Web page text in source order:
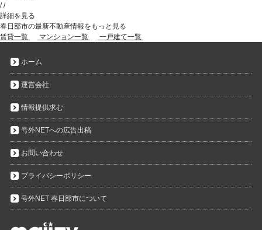
//
詳細を見る
春日部市の最新不動産情報をもっと見る
賃貸一覧
マンション一覧 一戸建て一覧
ホーム
運営会社
情報提供求む
号外NETへの広告出稿
お問い合わせ
プライバシーポリシー
号外NET 春日部市について